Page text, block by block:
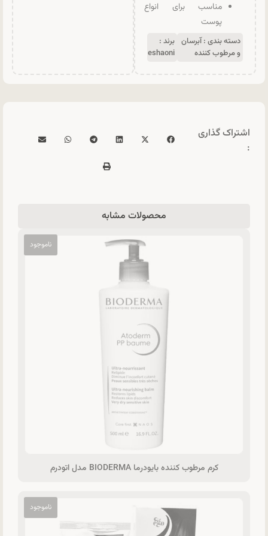
مناسب برای انواع
پوست
دسته بندی :آبرسان
و مرطوب کننده
برند :
eshaoni
اشتراک گذاری
:
محصولات مشابه
کرم مرطوب کننده بایودرما BIODERMA مدل اتودرم